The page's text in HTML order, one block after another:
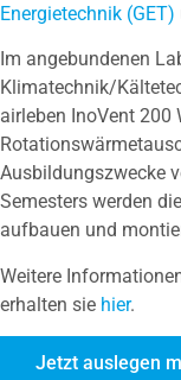
Energietechnik (GET)
Im angebundenen
Klimatechnik/
airleben InoVent 200
Ausbildungszwecke
Semesters werden
aufbauen und
Weitere
erhalten sie hier.
Jetzt auslegen